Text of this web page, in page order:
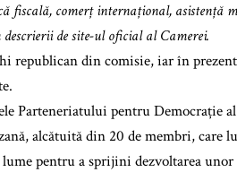
fiscală, comerț internațional, asistență
de site-ul oficial al Camerei.
republican din comisie, iar în
Parteneriatului pentru Democrație
alcătuită din 20 de membri, care
pentru a sprijini dezvoltarea